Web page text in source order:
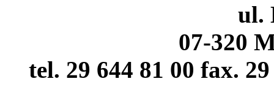
ul.
07-320
tel. 29 644 81 00 fax.